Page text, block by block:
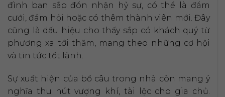
đình bạn sắp đón nhận hỷ sự, có thể là đám
cưới, đám hỏi hoặc có thêm thành viên mới. Đây
cũng là dấu hiệu cho thấy sắp có khách quý từ
phương xa tới thăm, mang theo những cơ hội
và tin tức tốt lành.
Sự xuất hiện của bồ câu trong nhà còn mang ý
nghĩa thu hút vượng khí, tài lộc cho gia chủ.